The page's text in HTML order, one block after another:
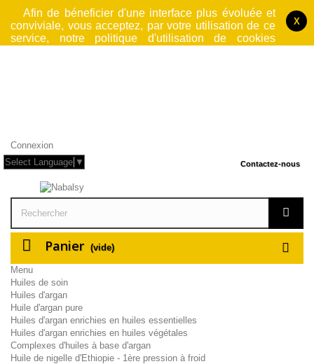
Afin de béneficier d'une interface plus évoluée et
conviviale, vous acceptez, par votre utilisation de ce
service, notre politique d'utilisation de cookies
X
Connexion
Contactez-nous
Panier (vide)
Menu
Huiles de soin
Huiles d'argan
Huile d'argan pure
Huiles d'argan enrichies en huiles essentielles
Huiles d'argan enrichies en huiles végétales
Complexes d'huiles à base d'argan
Huile de nigelle d'Ethiopie - 1ère pression à froid
Select Language ▼